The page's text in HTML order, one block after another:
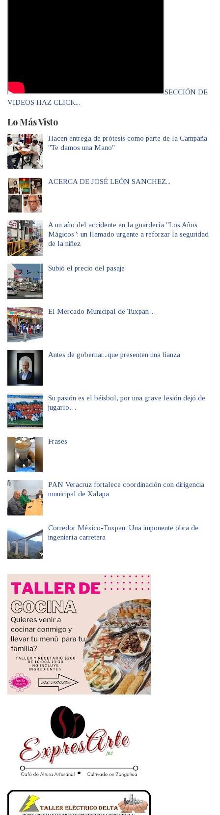
SECCIÓN DE
VIDEOS HAZ CLICK...
Lo Más Visto
Hacen entrega de prótesis como parte de la Campaña
"Te damos una Mano"
ACERCA DE JOSÉ LEÓN SANCHEZ...
A un año del accidente en la guardería "Los Años
Mágicos": un llamado urgente a reforzar la seguridad
de la niñez
Subió el precio del pasaje
El Mercado Municipal de Tuxpan…
Antes de gobernar...que presenten una fianza
Su pasión es el béisbol, por una grave lesión dejó de
jugarlo…
Frases
PAN Veracruz fortalece coordinación con dirigencia
municipal de Xalapa
Corredor México-Tuxpan: Una imponente obra de
ingeniería carretera